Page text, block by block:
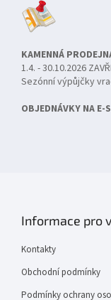
KAMENNÁ
1.4. - 30.10.2026
Sezónní výpůjčky
OBJEDNÁVKY NA E-
Informace pro
Kontakty
Obchodní podmínky
Podmínky ochrany